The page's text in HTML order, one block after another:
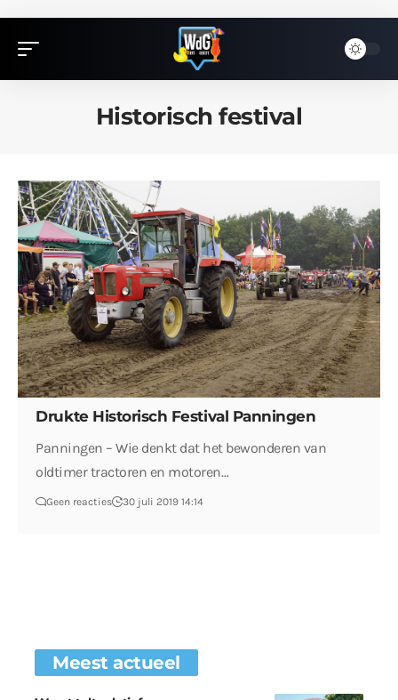
Historisch festival
Drukte Historisch Festival Panningen
Panningen – Wie denkt dat het bewonderen van
oldtimer tractoren en motoren…
Geen reacties 30 juli 2019 14:14
Meest actueel